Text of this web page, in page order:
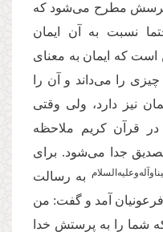
پرسش مطرح می‌شود که
نسبت به آن ایمان
است که ایمان به معنای
را می‌داند و آن را
نیز دارد، ولی وقتی
در قرآن کریم ملاحظه
جدا می‌شود. برای
به رسالت
آمد و گفت: من
شما را به پرستش خدا